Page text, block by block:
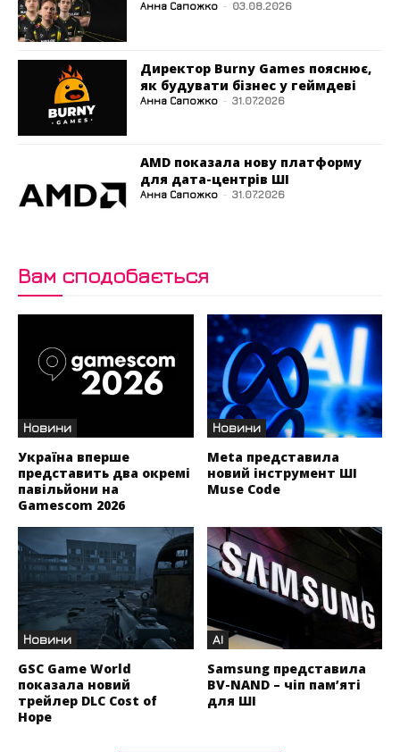
Анна Сапожко - 03.08.2026
Директор Burny Games пояснює,
як будувати бізнес у геймдеві
Анна Сапожко - 31.07.2026
AMD показала нову платформу
для дата-центрів ШІ
Анна Сапожко - 31.07.2026
Вам сподобається
Новини
Україна вперше
представить два окремі
павільйони на
Gamescom 2026
Новини
Meta представила
новий інструмент ШІ
Muse Code
Новини
GSC Game World
показала новий
трейлер DLC Cost of
Hope
AI
Samsung представила
BV-NAND – чіп пам’яті
для ШІ